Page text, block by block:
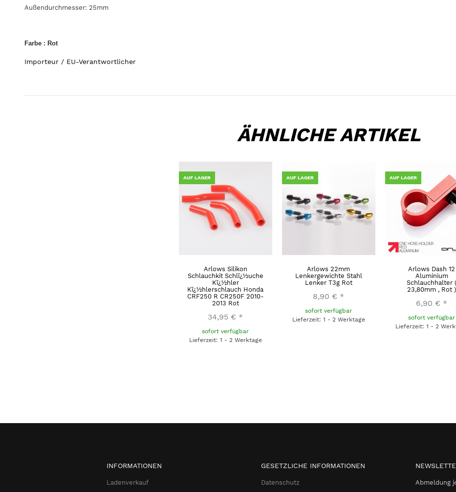
Außendurchmesser: 25mm
Farbe : Rot
Importeur / EU-Verantwortlicher
ÄHNLICHE ARTIKEL
AUF LAGER
Arlows Silikon
Schlauchkit Schlï¿½uche
Kï¿½hler
Kï¿½hlerschlauch Honda
CRF250 R CR250F 2010-
2013 Rot
34,95 € *
sofort verfügbar
Lieferzeit: 1 - 2 Werktage
AUF LAGER
Arlows 22mm
Lenkergewichte Stahl
Lenker T3g Rot
8,90 € *
sofort verfügbar
Lieferzeit: 1 - 2 Werktage
AUF LAGER
Arlows Dash 12
Aluminium
Schlauchhalter (
23,80mm , Rot )
6,90 € *
sofort verfügbar
Lieferzeit: 1 - 2
INFORMATIONEN
Ladenverkauf
GESETZLICHE INFORMATIONEN
Datenschutz Abmeldung